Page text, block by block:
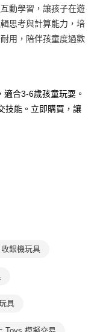
使用無須另外申請。
動跳轉到大哥付的交易
止日，確認付款後即完
確認頁面所載為準。
通過，訂單將自動取
你分期系統評分，恕無
月結算日後寄送繳費提
稱本公司）所提供，讓
的，商店將以您的個人
對及更正。
結，可透過四大超商／
需要取消訂單，請聯絡
support/home
)
動學習，讓孩子在遊
思考與計算能力，培
用，陪伴孩童度過歡
合3-6歲孩童玩耍。
技能。立即購買，讓
銀機玩具
具